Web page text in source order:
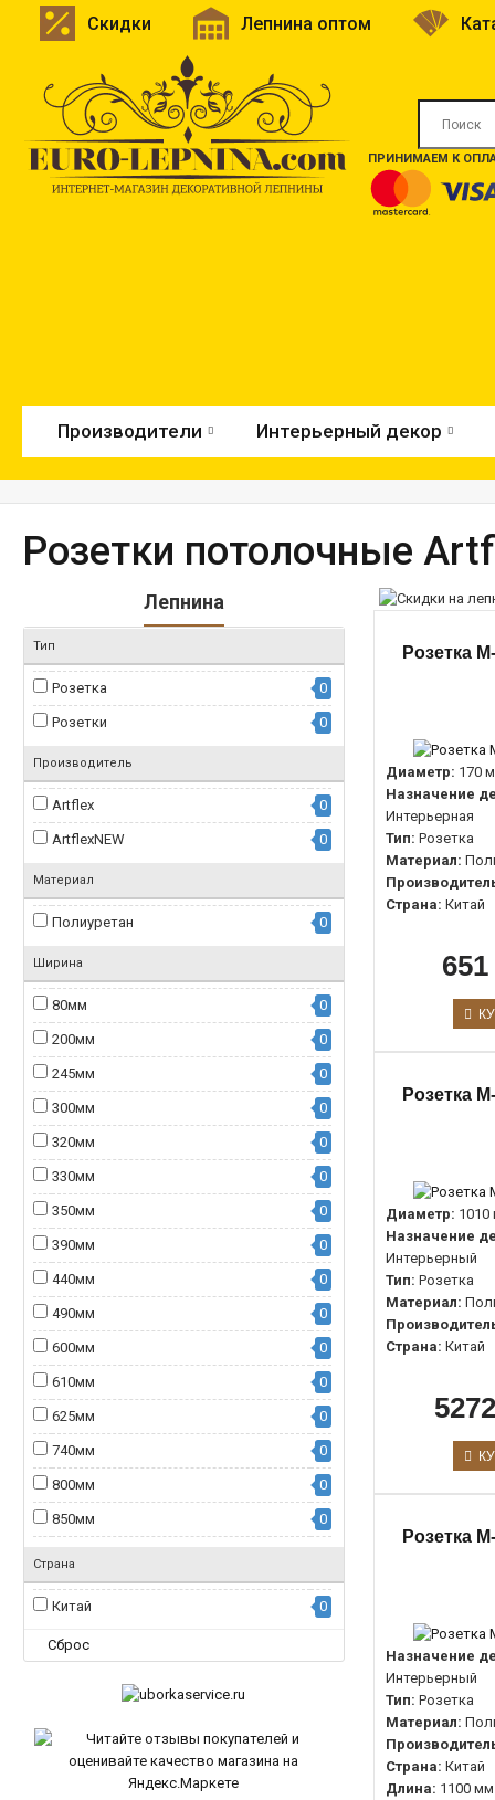
Скидки Лепнина оптом
ПРИНИМАЕМ К
Производители Интерьерный декор
Розетки потолочные
Лепнина
Тип
Розетка 0
Розетки 0
Производитель
Artflex 0
ArtflexNEW 0
Материал
Полиуретан 0
Ширина
80мм 0
200мм 0
245мм 0
300мм 0
320мм 0
330мм 0
350мм 0
390мм 0
440мм 0
490мм 0
600мм 0
610мм 0
625мм 0
740мм 0
800мм 0
850мм 0
1200мм 0
0
1710мм
Страна
Китай 0
Сброс
Розетка
Диаметр: 170
Назначение
Интерьерная
Тип: Розетка
Материал:
Страна: Китай
Розетка
Диаметр: 1010
Назначение
Интерьерный
Тип: Розетка
Материал:
Страна: Китай
Розетка
Назначение
Интерьерный
Тип: Розетка
Материал:
Страна: Китай
Длина: 1100 мм